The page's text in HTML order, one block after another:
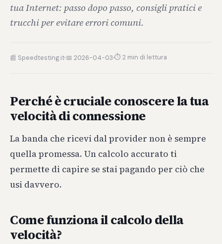
tua Internet: passo dopo passo, consigli pratici e
trucchi per evitare errori comuni.
📰 Speedtesting.it 📅 2026-04-03 ⏱ 2 min di lettura
Perché è cruciale conoscere la tua
velocità di connessione
La banda che ricevi dal provider non è sempre
quella promessa. Un calcolo accurato ti
permette di capire se stai pagando per ciò che
usi davvero.
Come funziona il calcolo della
velocità?